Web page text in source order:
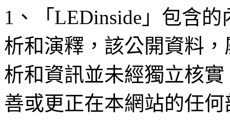
1、「LEDinside」包含
析和演釋，該公開資料
析和資訊並未經獨立核
善或更正在本網站的任